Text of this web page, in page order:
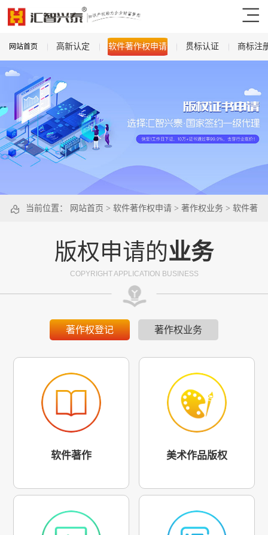
网站首页 高新认定 软件著作权申请 贯标认证 商标注
当前位置： 网站首页 > 软件著作权申请 > 著作权业务> 软件著
版权申请的业务
COPYRIGHT APPLICATION BUSINESS
著作权登记 著作权业务
软件著作 美术作品版权